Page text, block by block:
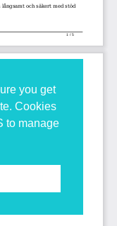
you get
Cookies
to manage